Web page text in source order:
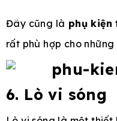
Đây cũng là phụ kiện
rất phù hợp cho
6. Lò vi sóng